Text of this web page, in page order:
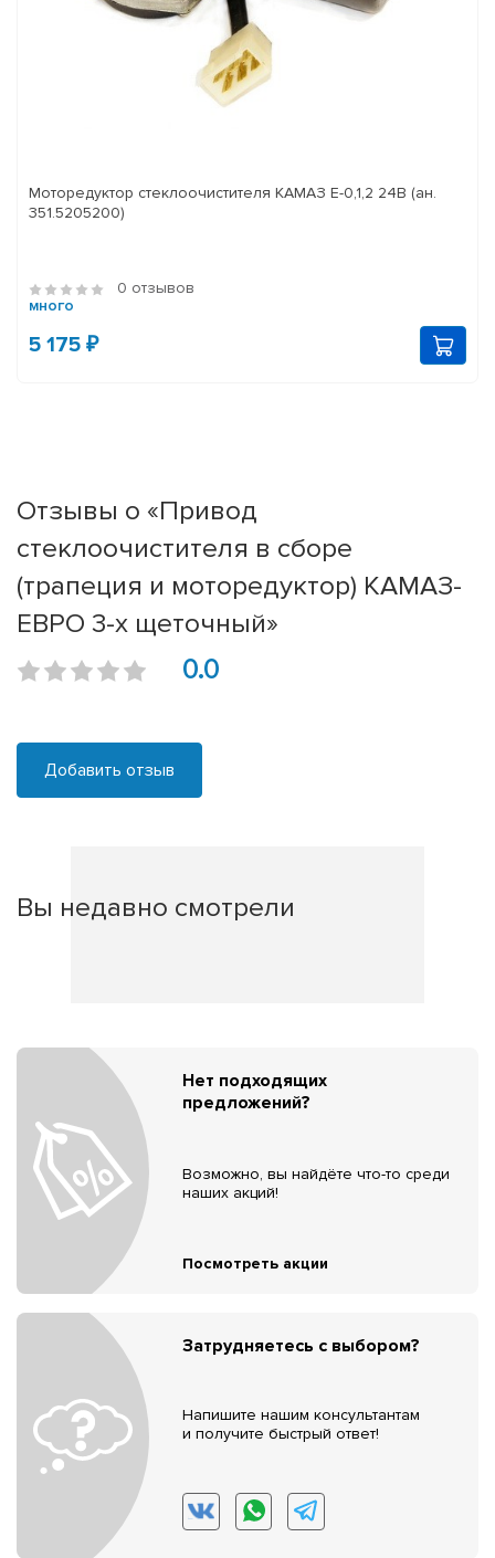
Моторедуктор стеклоочистителя КАМАЗ Е-0,1,2 24В (ан.
351.5205200)
0 отзывов
много
5 175 ₽
Отзывы о «Привод
стеклоочистителя в сборе
(трапеция и моторедуктор) КАМАЗ-
ЕВРО 3-х щеточный»
0.0
Добавить отзыв
Вы недавно смотрели
Нет подходящих
предложений?
Возможно, вы найдёте что-то среди
наших акций!
Посмотреть акции
Затрудняетесь с выбором?
Напишите нашим консультантам
и получите быстрый ответ!